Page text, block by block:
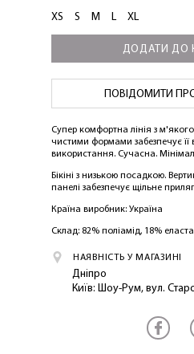
XS S M L XL
ДОДАТИ ДО
ПОВІДОМИТИ ПРО
Супер комфортна лінія з м'якого
чистими формами забезпечує її
використання. Сучасна.
Бікіні з низькою посадкою.
панелі забезпечує щільне
Країна виробник: Україна
Склад: 82% поліамід, 18%
НАЯВНІСТЬ У МАГАЗИНІ
Дніпро
Київ: Шоу-Рум, вул.
ПРИВІТНИЙ
ПЕРШЕ